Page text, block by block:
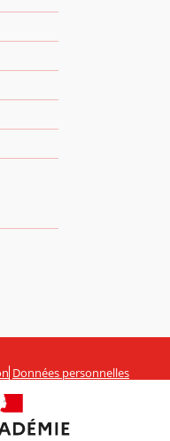
Données personnelles